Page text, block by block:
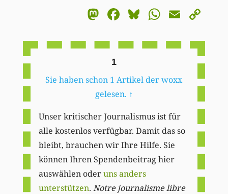
Mastodon
Facebook
BlueskyEmail
1
Sie haben schon 1 Artikel der woxx
gelesen. ↑
Unser kritischer Journalismus ist für
alle kostenlos verfügbar. Damit das so
bleibt, brauchen wir Ihre Hilfe. Sie
können Ihren Spendenbeitrag hier
auswählen oderuns anders
unterstützen. Notre journalisme libre